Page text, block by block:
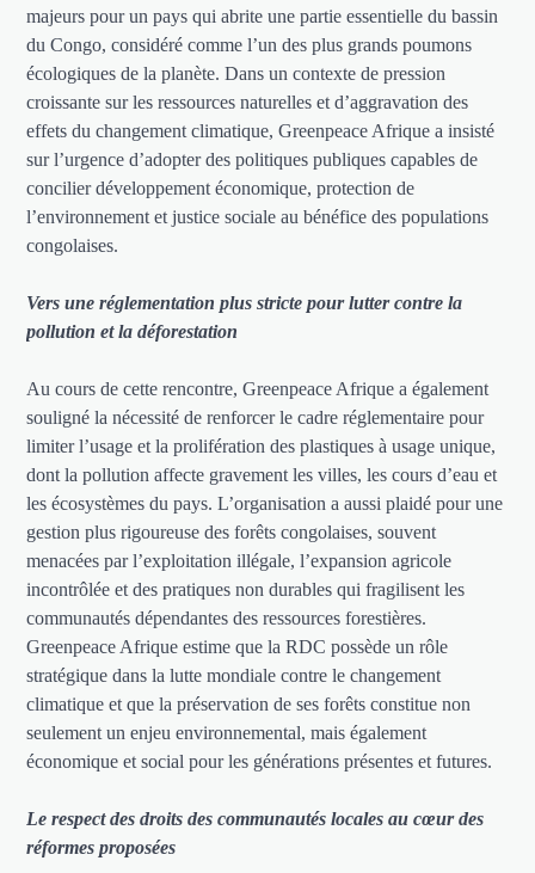
majeurs pour un pays qui abrite une partie essentielle du bassin
du Congo, considéré comme l’un des plus grands poumons
écologiques de la planète. Dans un contexte de pression
croissante sur les ressources naturelles et d’aggravation des
effets du changement climatique, Greenpeace Afrique a insisté
sur l’urgence d’adopter des politiques publiques capables de
concilier développement économique, protection de
l’environnement et justice sociale au bénéfice des populations
congolaises.
Vers une réglementation plus stricte pour lutter contre la
pollution et la déforestation
Au cours de cette rencontre, Greenpeace Afrique a également
souligné la nécessité de renforcer le cadre réglementaire pour
limiter l’usage et la prolifération des plastiques à usage unique,
dont la pollution affecte gravement les villes, les cours d’eau et
les écosystèmes du pays. L’organisation a aussi plaidé pour une
gestion plus rigoureuse des forêts congolaises, souvent
menacées par l’exploitation illégale, l’expansion agricole
incontrôlée et des pratiques non durables qui fragilisent les
communautés dépendantes des ressources forestières.
Greenpeace Afrique estime que la RDC possède un rôle
stratégique dans la lutte mondiale contre le changement
climatique et que la préservation de ses forêts constitue non
seulement un enjeu environnemental, mais également
économique et social pour les générations présentes et futures.
Le respect des droits des communautés locales au cœur des
réformes proposées